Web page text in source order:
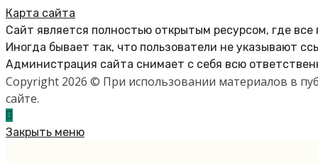
Карта сайта
Сайт является полностью открытым ресурсом, где
Иногда бывает так, что пользователи не указывают
Администрация сайта снимает с себя всю
Copyright 2026 © При использовании материалов в
сайте.
Закрыть меню